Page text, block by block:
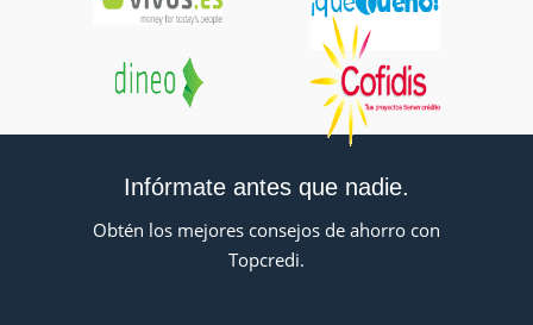
Infórmate antes que nadie.
Obtén los mejores consejos de ahorro con
Topcredi.